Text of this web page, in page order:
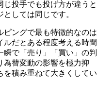
投手でも投げ方が違うと
しては同じです。
ピングで最も特徴的なのは
ルだとある程度考える時間
で「売り」「買い」の判
為替変動の影響を極力抑
を積み重ねて大きくしてい